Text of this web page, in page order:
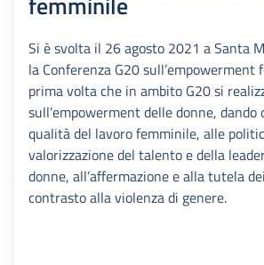
Si è svolta il 26 agosto 2021 a Santa
la Conferenza G20 sull’empowerment
prima volta che in ambito G20 si
sull’empowerment delle donne,
qualità del lavoro femminile, alle
valorizzazione del talento e della
donne, all’affermazione e alla tutela
contrasto alla violenza di genere.